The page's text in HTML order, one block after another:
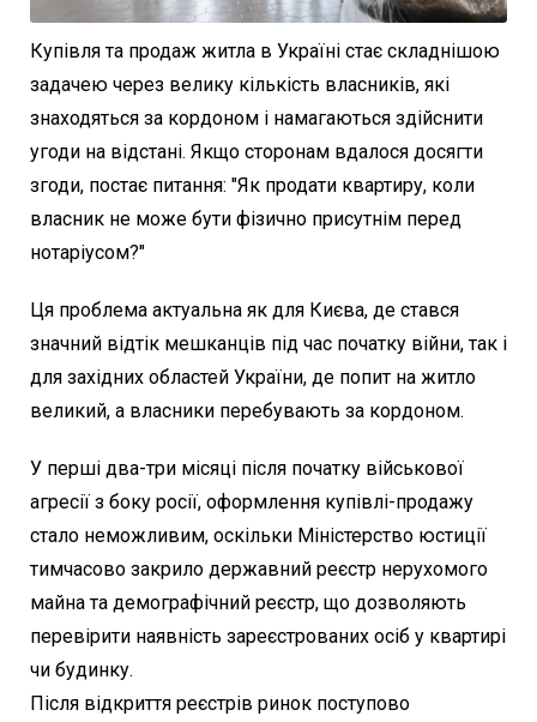
Купівля та продаж житла в Україні стає складнішою
задачею через велику кількість власників, які
знаходяться за кордоном і намагаються здійснити
угоди на відстані. Якщо сторонам вдалося досягти
згоди, постає питання: "Як продати квартиру, коли
власник не може бути фізично присутнім перед
нотаріусом?"
Ця проблема актуальна як для Києва, де стався
значний відтік мешканців під час початку війни, так і
для західних областей України, де попит на житло
великий, а власники перебувають за кордоном.
У перші два-три місяці після початку військової
агресії з боку росії, оформлення купівлі-продажу
стало неможливим, оскільки Міністерство юстиції
тимчасово закрило державний реєстр нерухомого
майна та демографічний реєстр, що дозволяють
перевірити наявність зареєстрованих осіб у квартирі
чи будинку.
Після відкриття реєстрів ринок поступово